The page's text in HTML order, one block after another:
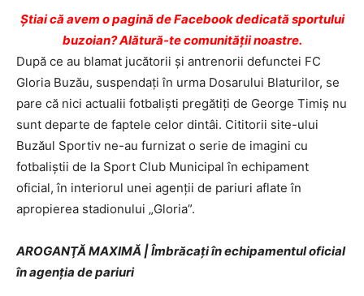
Ştiai că avem o pagină de Facebook dedicată sportului
buzoian? Alătură-te comunității noastre.
După ce au blamat jucătorii şi antrenorii defunctei FC
Gloria Buzău, suspendaţi în urma Dosarului Blaturilor, se
pare că nici actualii fotbalişti pregătiţi de George Timiş nu
sunt departe de faptele celor dintâi. Cititorii site-ului
Buzăul Sportiv ne-au furnizat o serie de imagini cu
fotbaliştii de la Sport Club Municipal în echipament
oficial, în interiorul unei agenţii de pariuri aflate în
apropierea stadionului „Gloria”.
AROGANŢĂ MAXIMĂ | Îmbrăcaţi în echipamentul oficial
în agenţia de pariuri